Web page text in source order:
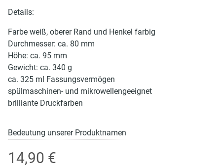
Details:
Farbe weiß, oberer Rand und Henkel farbig
Durchmesser: ca. 80 mm
Höhe: ca. 95 mm
Gewicht: ca. 340 g
ca. 325 ml Fassungsvermögen
spülmaschinen- und mikrowellengeeignet
brilliante Druckfarben
Bedeutung unserer Produktnamen
14,90 €